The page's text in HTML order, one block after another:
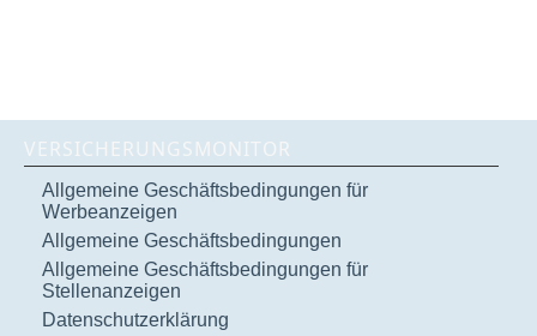
VERSICHERUNGSMONITOR
Allgemeine Geschäftsbedingungen für
Werbeanzeigen
Allgemeine Geschäftsbedingungen
Allgemeine Geschäftsbedingungen für
Stellenanzeigen
Datenschutzerklärung